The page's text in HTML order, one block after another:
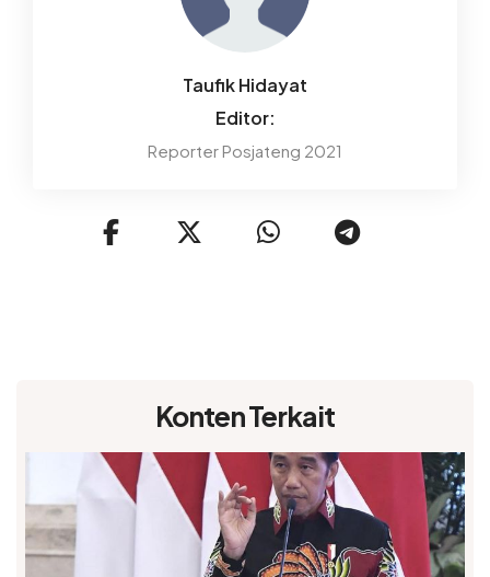
Taufik Hidayat
Editor:
Reporter Posjateng 2021
Konten Terkait